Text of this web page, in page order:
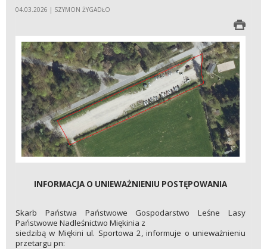
04.03.2026 | SZYMON ŻYGADŁO
INFORMACJA O UNIEWAŻNIENIU POSTĘPOWANIA
Skarb Państwa Państwowe Gospodarstwo Leśne Lasy
Państwowe Nadleśnictwo Miękinia z
siedzibą w Miękini ul. Sportowa 2, informuje o unieważnieniu
przetargu pn: